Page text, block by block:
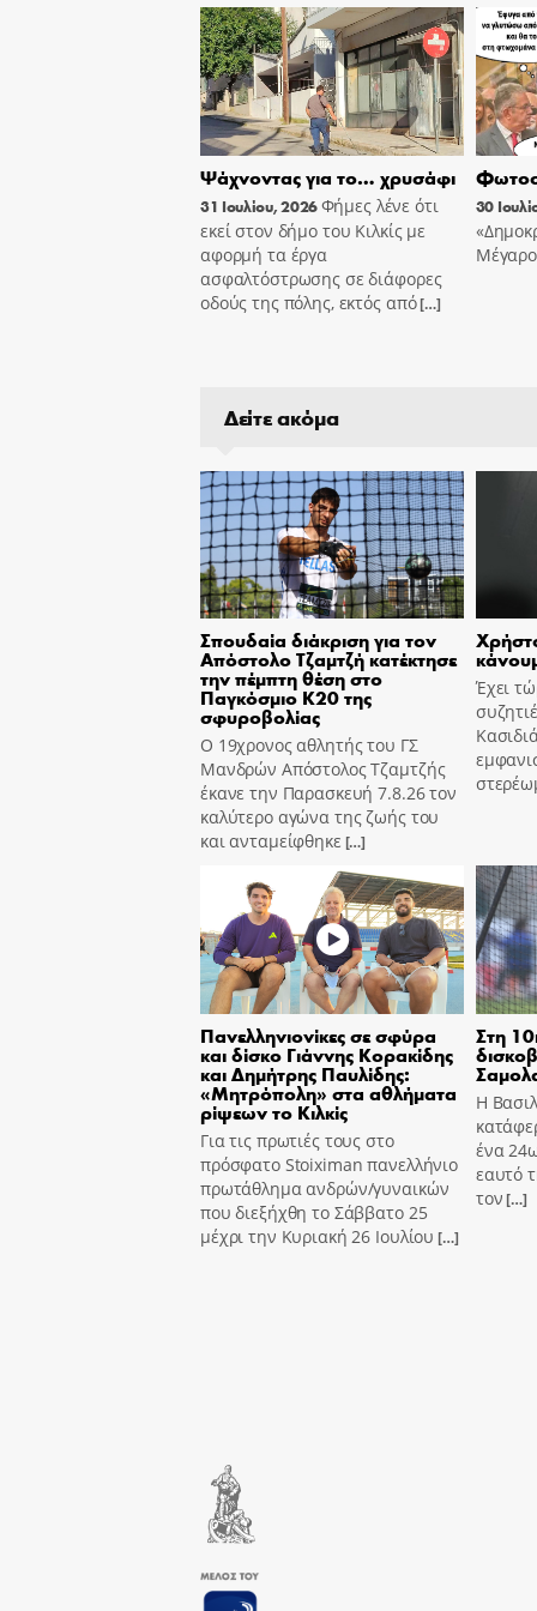
Ψάχνοντας για το… χρυσάφι
31 Ιουλίου, 2026Φήμες λένε ότι
εκεί στον δήμο του Κιλκίς με
αφορμή τα έργα
ασφαλτόστρωσης σε διάφορες
οδούς της πόλης, εκτός από[…]
30
Μέγαρο
Δείτε ακόμα
Σπουδαία διάκριση για τον
Απόστολο Τζαμτζή κατέκτησε
την πέμπτη θέση στο
Παγκόσμιο Κ20 της
σφυροβολίας
Ο 19χρονος αθλητής του ΓΣ
Μανδρών Απόστολος Τζαμτζής
έκανε την Παρασκευή 7.8.26 τον
καλύτερο αγώνα της ζωής του
και ανταμείφθηκε […]
Έχει
Πανελληνιονίκες σε σφύρα
και δίσκο Γιάννης Κορακίδης
και Δημήτρης Παυλίδης:
«Μητρόπολη» στα αθλήματα
ρίψεων το Κιλκίς
Για τις πρωτιές τους στο
πρόσφατο Stoiximan πανελλήνιο
πρωτάθλημα ανδρών/γυναικών
που διεξήχθη το Σάββατο 25
μέχρι την Κυριακή 26 Ιουλίου […]
Στη
Η
ένα
εαυτό
τον[…]